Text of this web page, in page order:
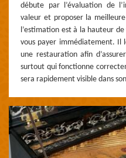
débute par l’évaluation de
valeur et proposer la
l’estimation est à la hauteur
vous payer immédiatement. Il
une restauration afin
surtout qui fonctionne
sera rapidement visible dans